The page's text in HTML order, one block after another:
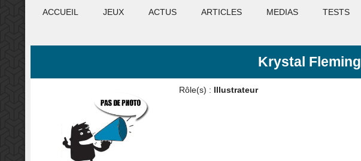
ACCUEIL JEUX ACTUS ARTICLES MEDIAS TESTS
Krystal Fleming
Rôle(s) : Illustrateur